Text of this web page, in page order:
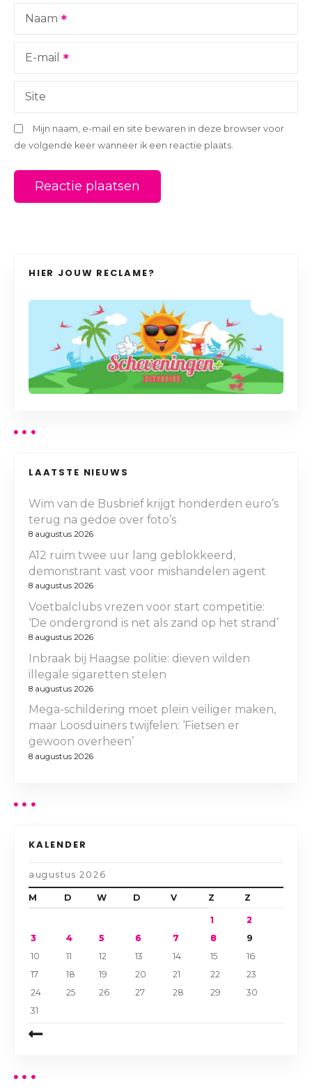
e
Naam
E-mail
Site
Mijn naam, e-mail en site bewaren in deze browser voor
de volgende keer wanneer ik een reactie plaats.
HIER JOUW RECLAME?
LAATSTE NIEUWS
Wim van de Busbrief krijgt honderden euro’s
terug na gedoe over foto’s
8 augustus 2026
A12 ruim twee uur lang geblokkeerd,
demonstrant vast voor mishandelen agent
8 augustus 2026
Voetbalclubs vrezen voor start competitie:
‘De ondergrond is net als zand op het strand’
8 augustus 2026
Inbraak bij Haagse politie: dieven wilden
illegale sigaretten stelen
8 augustus 2026
Mega-schildering moet plein veiliger maken,
maar Loosduiners twijfelen: ‘Fietsen er
gewoon overheen’
8 augustus 2026
KALENDER
augustus 2026
M D W D V Z Z
1
2
3
4 5 6 7 8
9
10
11 12 13 14 15
16
17
18 19 20 21 22
23
24
25 26 27 28 29
30
31